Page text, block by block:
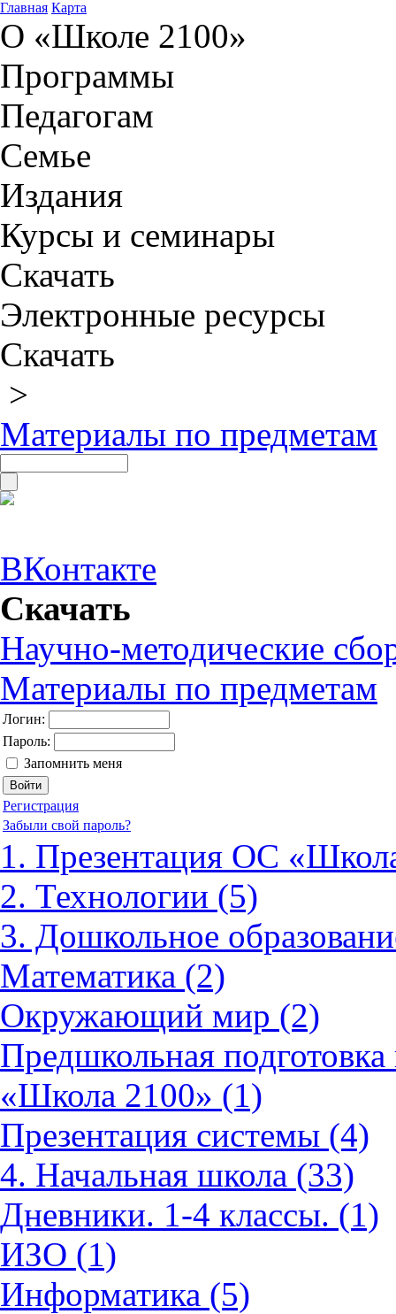
Главная Карта
О «Школе 2100»
Программы
Педагогам
Семье
Издания
Курсы и семинары
Скачать
Электронные ресурсы
Скачать
>
Материалы по предметам
ВКонтакте
Скачать
Научно-методические
Материалы по предметам
Логин:
Пароль:
Запомнить меня
Регистрация
Забыли свой пароль?
1. Презентация ОС
2. Технологии (5)
3. Дошкольное
Математика (2)
Окружающий мир (2)
Предшкольная
«Школа 2100» (1)
Презентация системы (4)
4. Начальная школа (33)
Дневники. 1-4 классы. (1)
ИЗО (1)
Информатика (5)